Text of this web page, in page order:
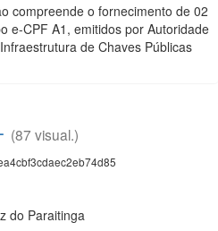
compreende o fornecimento de 02
e-CPF A1, emitidos por Autoridade
de Chaves Públicas
(87 visual.)
do Paraitinga